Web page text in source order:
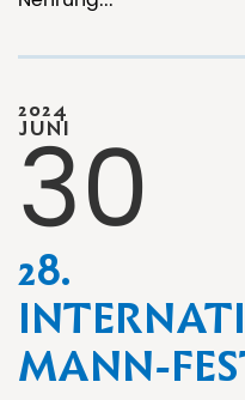
28.
MANN-
2024
JUNI
30